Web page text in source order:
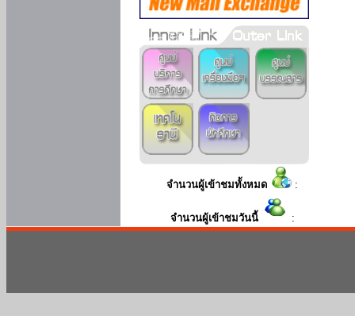
จำนวนผู้เข้าชมทั้งหมด :
จำนวนผู้เข้าชมวันนี้ :